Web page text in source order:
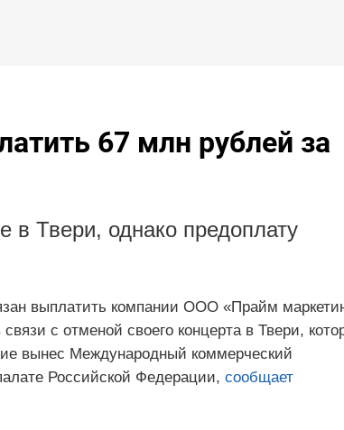
67 млн рублей за
в Твери, однако предоплату
выплатить компании ООО «Прайм
с отменой своего концерта в Твери,
вынес Международный коммерческий
Российской Федерации, сообщает